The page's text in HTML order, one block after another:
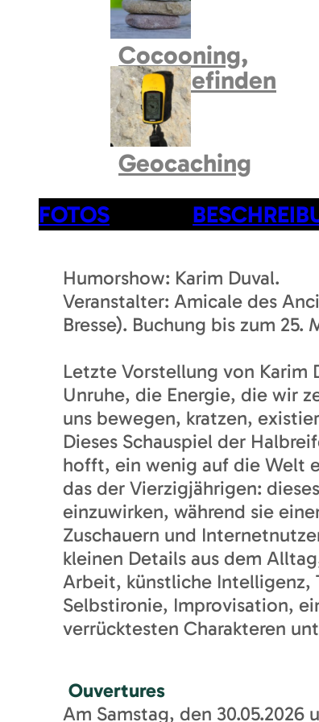
Cocooning,
Wohlbefinden
Geocaching
FOTOS
Humorshow: Karim Duval.
Veranstalter: Amicale des
Bresse). Buchung bis zum 25.
Letzte Vorstellung von Karim
Unruhe, die Energie, die wir
uns bewegen, kratzen,
Dieses Schauspiel der
hofft, ein wenig auf die Welt
das der Vierzigjährigen:
einzuwirken, während sie
Zuschauern und
kleinen Details aus dem
Arbeit, künstliche Intelligenz,
Selbstironie, Improvisation,
verrücktesten Charakteren
Ouvertures
Am Samstag, den 30.05.2026